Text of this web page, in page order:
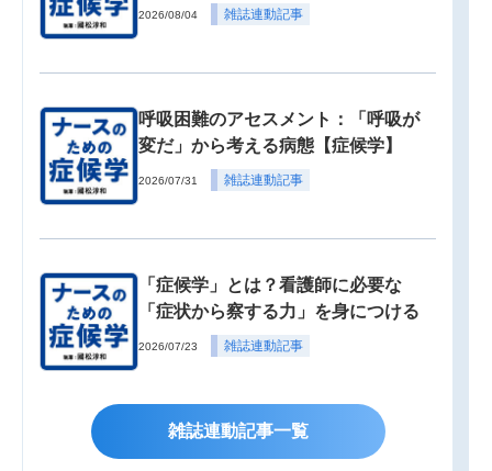
2026/08/04 雑誌連動記事
呼吸困難のアセスメント：「呼吸が
変だ」から考える病態【症候学】
2026/07/31 雑誌連動記事
「症候学」とは？看護師に必要な
「症状から察する力」を身につける
2026/07/23 雑誌連動記事
雑誌連動記事一覧